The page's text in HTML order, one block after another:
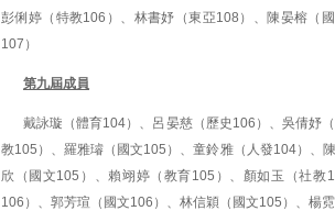
彭俐婷（特教106）、林書妤（東亞108）、陳晏榕（
107）
第九屆成員
戴詠璇（體育104）、呂晏慈（歷史106）、吳倩妤
教105）、羅雅璿（國文105）、童鈴雅（人發104）、
欣（國文105）、賴翊婷（教育105）、顏如玉（社
106）、郭芳瑄（國文106）、林信穎（國文105）、楊